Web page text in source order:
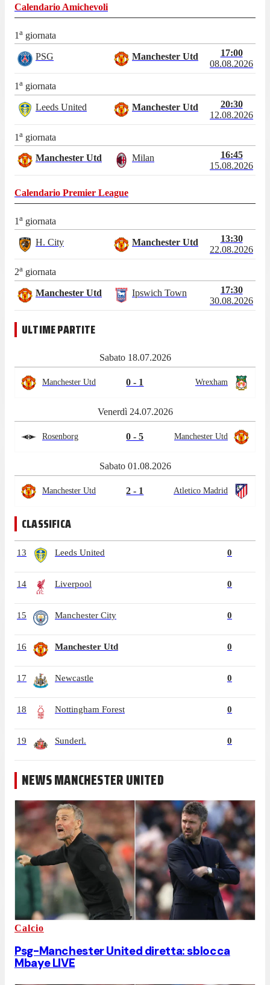
Calendario Amichevoli
1 a giornata
PSG Manchester Utd
17:00
08.08.2026
1a giornata
Leeds United Manchester Utd
20:30
12.08.2026
1 a giornata
Manchester Utd Milan
16:45
15.08.2026
Calendario Premier League
1 a giornata
H. City Manchester Utd
13:30
22.08.2026
2a giornata
Manchester Utd Ipswich Town
17:30
30.08.2026
ULTIME PARTITE
Sabato 18.07.2026
Manchester Utd 0 - 1 Wrexham
Venerdì 24.07.2026
Rosenborg 0 - 5 Manchester Utd
Sabato 01.08.2026
Manchester Utd 2 - 1 Atletico Madrid
CLASSIFICA
13 Leeds United 0
14 Liverpool 0
15 Manchester City 0
16 Manchester Utd 0
17 Newcastle 0
18 Nottingham Forest 0
19 Sunderl. 0
NEWS MANCHESTER UNITED
Calcio
Psg-Manchester United diretta: sblocca
Mbaye LIVE